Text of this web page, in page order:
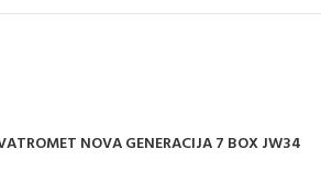
NOVA GENERACIJA 7 BOX JW34